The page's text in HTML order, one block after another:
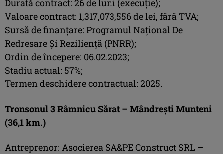
Durată contract: 26 de luni (execuție);
Valoare contract: 1,317,073,556 de lei, fără TVA;
Sursă de finanțare: Programul Național De
Redresare Și Reziliență (PNRR);
Ordin de începere: 06.02.2023;
Stadiu actual: 57%;
Termen deschidere contractual: 2025.
Tronsonul 3 Râmnicu Sărat – Mândrești Munteni
(36,1 km.)
Antreprenor: Asocierea SA&PE Construct SRL –